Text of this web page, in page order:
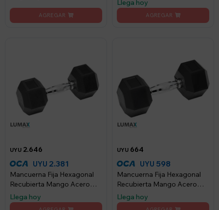
Llega hoy
UYU 2.646
UYU 2.381
Mancuerna Fija Hexagonal
Recubierta Mango Acero
Lumax 17.5KG - Negro
Llega hoy
UYU 664
UYU 598
Mancuerna Fija Hexagonal
Recubierta Mango Acero
Lumax 5KG
Llega hoy